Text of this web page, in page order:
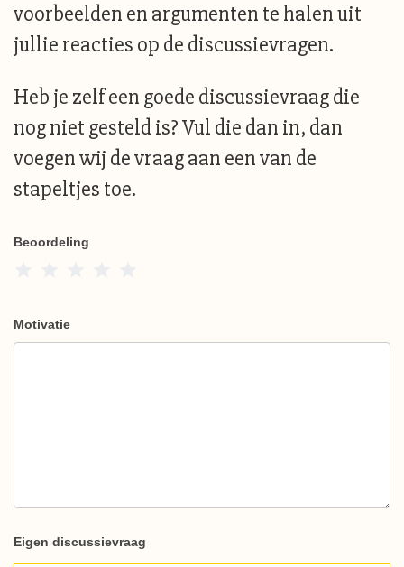
voorbeelden en argumenten te halen uit
jullie reacties op de discussievragen.
Heb je zelf een goede discussievraag die
nog niet gesteld is? Vul die dan in, dan
voegen wij de vraag aan een van de
stapeltjes toe.
Beoordeling
Motivatie
Eigen discussievraag